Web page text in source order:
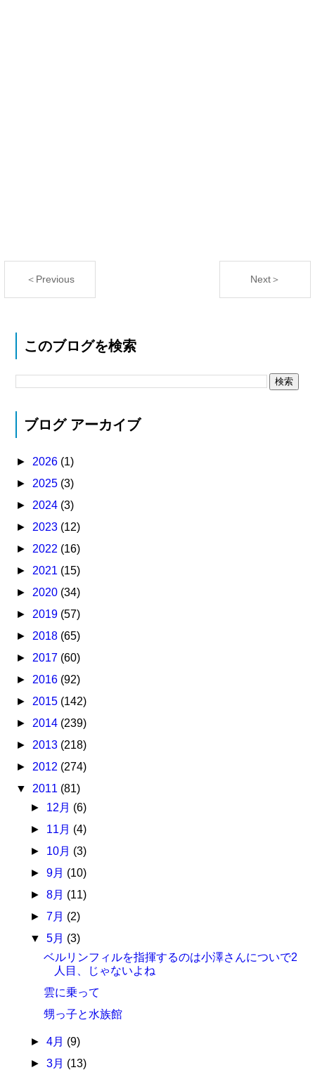
＜Previous Next＞
このブログを検索
ブログ アーカイブ
► 2026 (1)
► 2025 (3)
► 2024 (3)
► 2023 (12)
► 2022 (16)
► 2021 (15)
► 2020 (34)
► 2019 (57)
► 2018 (65)
► 2017 (60)
► 2016 (92)
► 2015 (142)
► 2014 (239)
► 2013 (218)
► 2012 (274)
▼ 2011 (81)
► 12月 (6)
► 11月 (4)
► 10月 (3)
► 9月 (10)
► 8月 (11)
► 7月 (2)
▼ 5月 (3)
ベルリンフィルを指揮するのは小澤さんについで2
人目、じゃないよね
雲に乗って
甥っ子と水族館
► 4月 (9)
► 3月 (13)